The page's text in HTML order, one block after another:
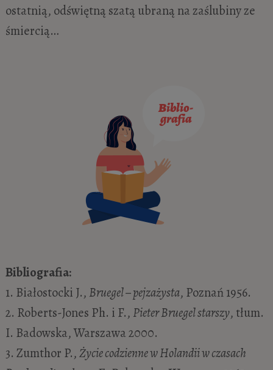
ostatnią, odświętną szatą ubraną na zaślubiny ze
śmiercią…
Bibliografia:
1. Białostocki J., Bruegel – pejzażysta, Poznań 1956.
2. Roberts-Jones Ph. i F., Pieter Bruegel starszy, tłum.
I. Badowska, Warszawa 2000.
3. Zumthor P.,Życie codzienne w Holandii w czasach